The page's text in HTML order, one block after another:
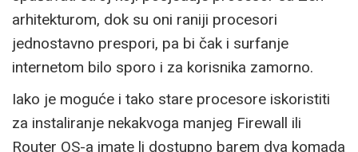
arhitekturom, dok su oni raniji procesori
jednostavno prespori, pa bi čak i surfanje
internetom bilo sporo i za korisnika zamorno.
Iako je moguće i tako stare procesore iskoristiti
za instaliranje nekakvoga manjeg Firewall ili
Router OS-a imate li dostupno barem dva komada